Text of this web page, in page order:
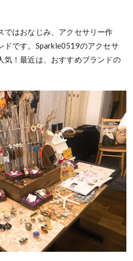
ではおなじみ、アクセサリー作
です。Sparkle0519のアクセサ
気！最近は、おすすめブランドの